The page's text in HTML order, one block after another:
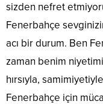
sizden nefret
Fenerbahçe
acı bir durum. Ben
zaman benim niyetimi
hırsıyla,
Fenerbahçe için